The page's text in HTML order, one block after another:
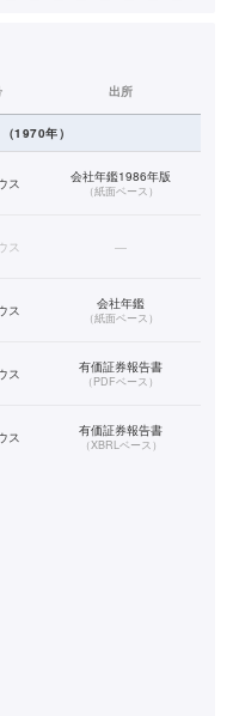
出所
（1970年）
ス 会社年鑑1986年版
（紙面ベース）
ス —
ス 会社年鑑
（紙面ベース）
ス 有価証券報告書
（PDFベース）
ス 有価証券報告書
（XBRLベース）